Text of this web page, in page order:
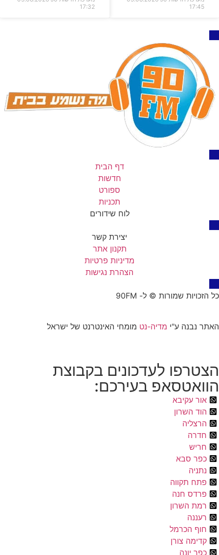
17:45
17:32
דף הבית
חדשות
ספורט
תכניות
לוח שידורים
יצירת קשר
תקנון אתר
מדיניות פרטיות
הצהרת נגישות
כל הזכויות שמורות © ל- 90FM
האתר נבנה ע"י מדיה-נט מומחי האינטרנט של ישראל
הצטרפו לעדכונים בקבוצת
הוואטסאפ בעירכם:
אור עקיבא
הוד השרון
הרצליה
חדרה
חריש
כפר סבא
נתניה
פתח תקווה
פרדס חנה
רמת השרון
רעננה
חוף הכרמל
קדימה צורן
כפר יונה